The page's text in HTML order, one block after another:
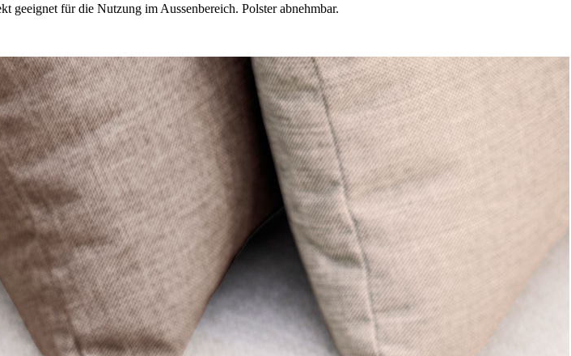
geeignet für die Nutzung im Aussenbereich. Polster abnehmbar.